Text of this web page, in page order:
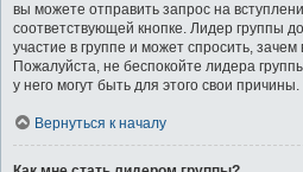
вы можете отправить запрос на
соответствующей кнопке. Лидер группы
участие в группе и может спросить,
Пожалуйста, не беспокойте лидера
у него могут быть для этого свои причины.
Вернуться к началу